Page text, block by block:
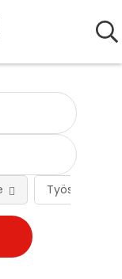
Työsuhteen